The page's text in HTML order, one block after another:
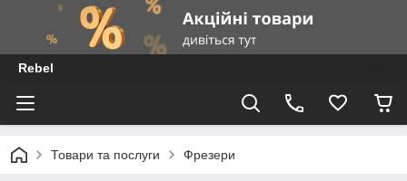
Rebel
Товари та послуги Фрезери